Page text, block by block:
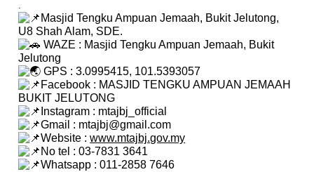
.
Masjid Tengku Ampuan Jemaah, Bukit Jelutong,
U8 Shah Alam, SDE.
WAZE : Masjid Tengku Ampuan Jemaah, Bukit
Jelutong
GPS : 3.0995415, 101.5393057
Facebook : MASJID TENGKU AMPUAN JEMAAH
BUKIT JELUTONG
Instagram : mtajbj_official
Gmail : mtajbj@gmail.com
Website :www.mtajbj.gov.my
No tel : 03-7831 3641
Whatsapp : 011-2858 7646